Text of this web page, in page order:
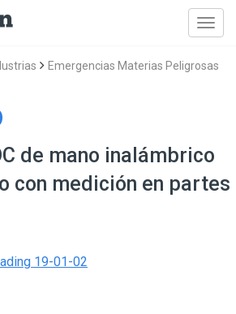
Emergencias Materias Peligrosas
de mano inalámbrico
con medición en partes